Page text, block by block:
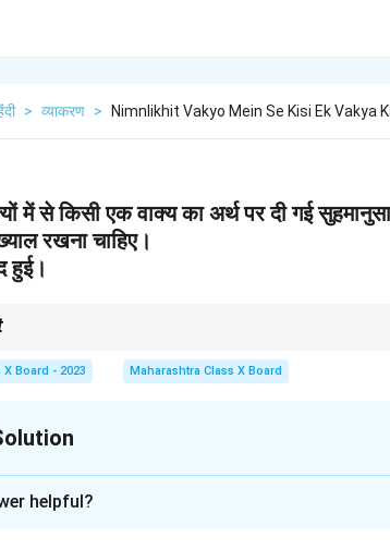
> व्याकरण > Nimnlikhit Vakyo Mein Se Kisi Ek Vakya
में से किसी एक वाक्य का अर्थ पर दी गई
रखना चाहिए।
हुई।
Board - 2023 Maharashtra Class X Board
helpful?